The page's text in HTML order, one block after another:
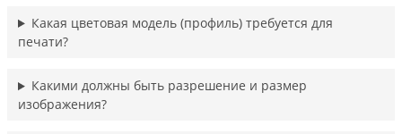
Какая цветовая модель (профиль) требуется для
печати?
Какими должны быть разрешение и размер
изображения?